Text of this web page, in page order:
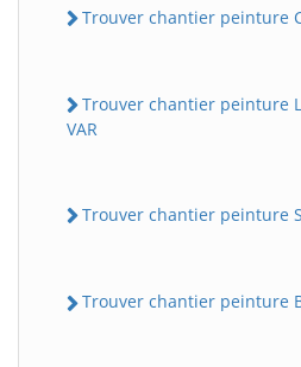
Trouver chantier peinture
Trouver chantier peinture
VAR
Trouver chantier peinture
Trouver chantier peinture